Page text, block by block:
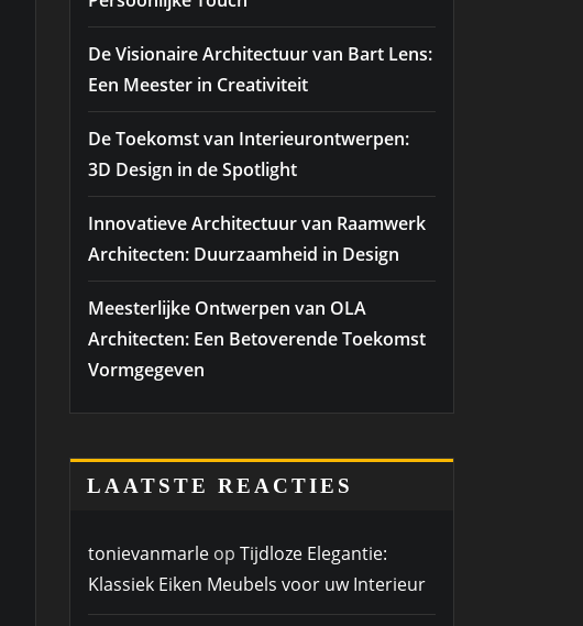
De Visionaire Architectuur van Bart Lens:
Een Meester in Creativiteit
De Toekomst van Interieurontwerpen:
3D Design in de Spotlight
Innovatieve Architectuur van Raamwerk
Architecten: Duurzaamheid in Design
Meesterlijke Ontwerpen van OLA
Architecten: Een Betoverende Toekomst
Vormgegeven
LAATSTE REACTIES
tonievanmarle op Tijdloze Elegantie:
Klassiek Eiken Meubels voor uw Interieur